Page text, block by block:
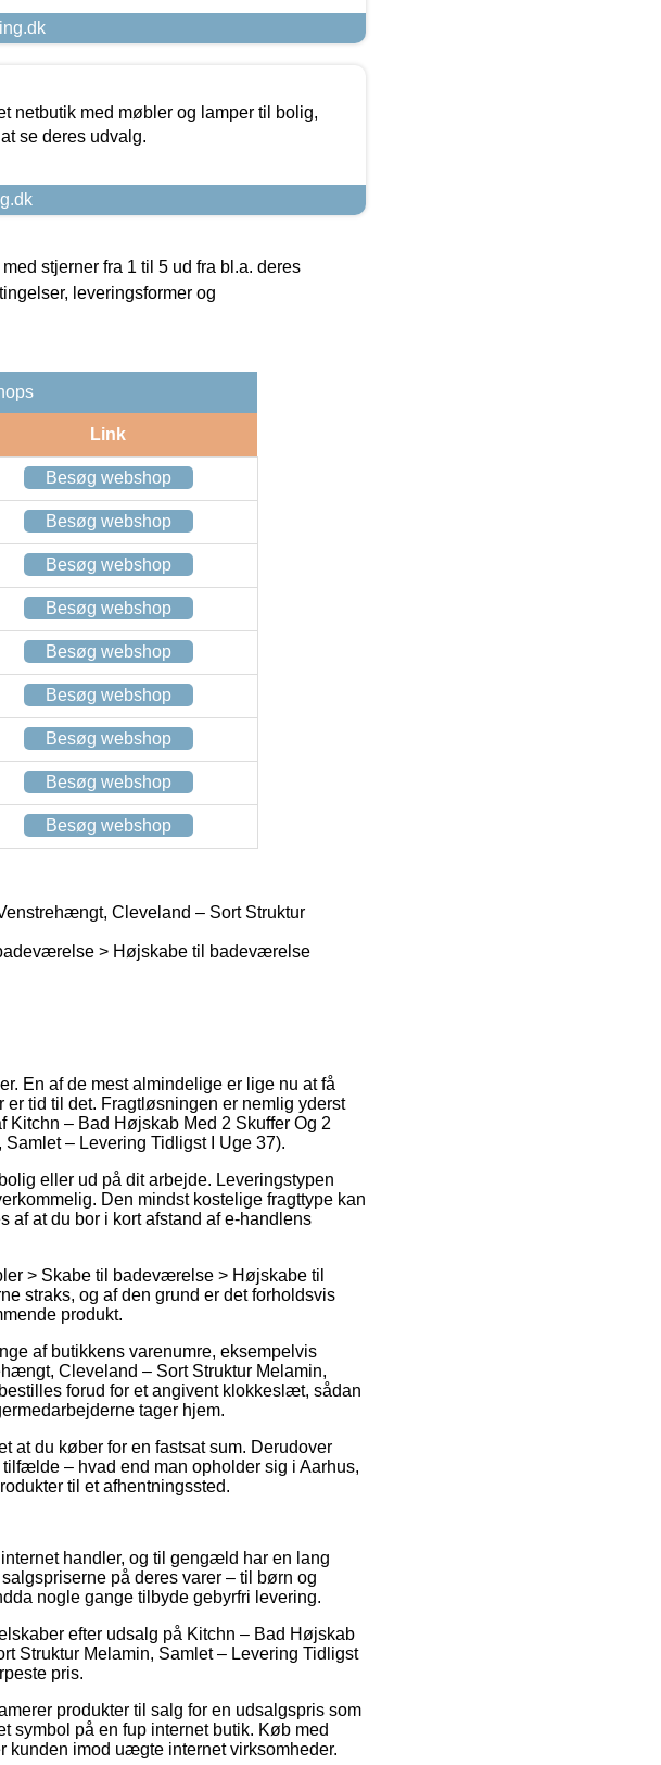
netbutik med møbler og lamper til bolig,
se deres udvalg.
stjerner fra 1 til 5 ud fra bl.a. deres
leveringsformer og
Link
Besøg webshop
Besøg webshop
Besøg webshop
Besøg webshop
Besøg webshop
Besøg webshop
Besøg webshop
Besøg webshop
Besøg webshop
Cleveland – Sort Struktur
> Højskabe til badeværelse
En af de mest almindelige er lige nu at få
er tid til det. Fragtløsningen er nemlig yderst
– Bad Højskab Med 2 Skuffer Og 2
– Levering Tidligst I Uge 37).
eller ud på dit arbejde. Leveringstypen
Den mindst kostelige fragttype kan
af at du bor i kort afstand af e-handlens
> Skabe til badeværelse > Højskabe til
straks, og af den grund er det forholdsvis
produkt.
af butikkens varenumre, eksempelvis
Cleveland – Sort Struktur Melamin,
forud for et angivent klokkeslæt, sådan
tager hjem.
at du køber for en fastsat sum. Derudover
– hvad end man opholder sig i Aarhus,
til et afhentningssted.
handler, og til gengæld har en lang
på deres varer – til børn og
nogle gange tilbyde gebyrfri levering.
efter udsalg på Kitchn – Bad Højskab
Struktur Melamin, Samlet – Levering Tidligst
pris.
produkter til salg for en udsalgspris som
symbol på en fup internet butik. Køb med
imod uægte internet virksomheder.